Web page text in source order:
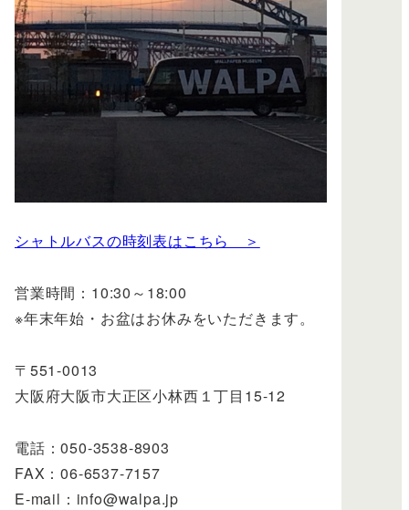
シャトルバスの時刻表はこちら ＞
営業時間：10:30～18:00
※年末年始・お盆はお休みをいただきます。
〒551-0013
大阪府大阪市大正区小林西１丁目15-12
電話：050-3538-8903
FAX：06-6537-7157
E-mail：info@walpa.jp